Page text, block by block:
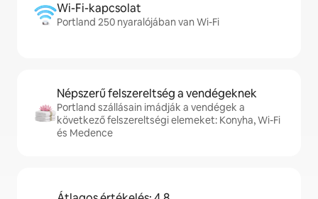
Wi-Fi-kapcsolat
Portland 250 nyaralójában van Wi-Fi
Népszerű felszereltség a vendégeknek
Portland szállásain imádják a vendégek a
következő felszereltségi elemeket: Konyha, Wi-Fi
és Medence